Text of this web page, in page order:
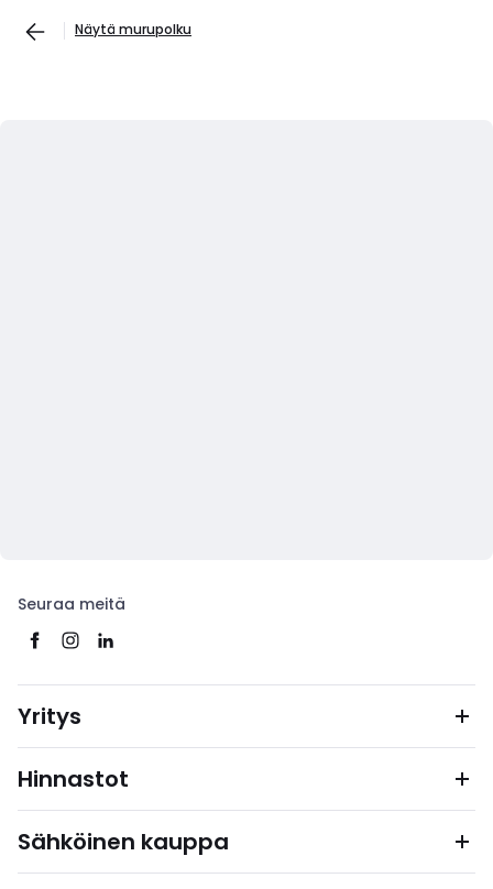
Näytä murupolku
Seuraa meitä
Yritys
Hinnastot
Sähköinen kauppa